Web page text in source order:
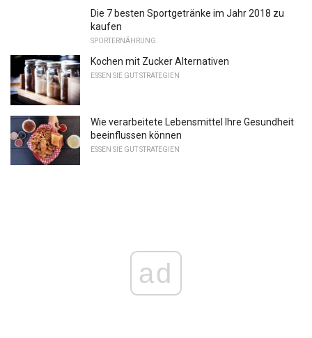
Die 7 besten Sportgetränke im Jahr 2018 zu
kaufen
SPORTERNÄHRUNG
Kochen mit Zucker Alternativen
ESSEN SIE GUT STRATEGIEN
Wie verarbeitete Lebensmittel Ihre Gesundheit
beeinflussen können
ESSEN SIE GUT STRATEGIEN
ad